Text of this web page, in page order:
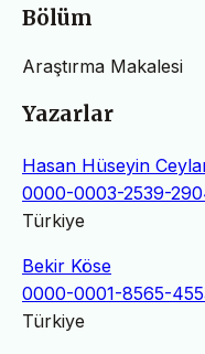
Bölüm
Araştırma Makalesi
Yazarlar
Hasan Hüseyin
0000-0003-2539-
Türkiye
Bekir Köse
0000-0001-8565-
Türkiye